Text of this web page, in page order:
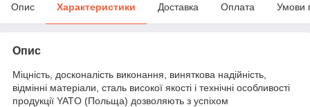
Опис Характеристики Доставка Оплата Умови
Опис
Міцність, досконалість виконання, виняткова надійність,
відмінні матеріали, сталь високої якості і технічні особливості
продукції YATO (Польща) дозволяють з успіхом